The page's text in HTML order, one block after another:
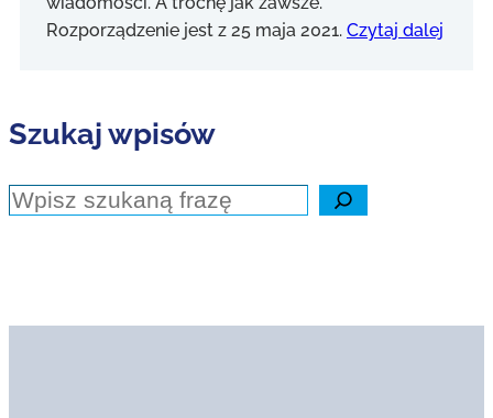
Rozporządzenie jest z 25 maja 2021. Czytaj dalej
Szukaj wpisów
Szukaj